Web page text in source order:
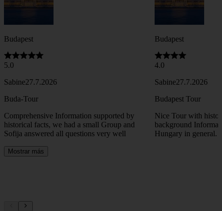
Budapest
5.0
Sabine27.7.2026
Buda-Tour
Comprehensive Information supported by
historical facts, we had a small Group and
Sofija answered all questions very well
Mostrar más
Budapest
4.0
Sabine27.7.2026
Budapest Tour
Nice Tour with
background
Hungary in general.